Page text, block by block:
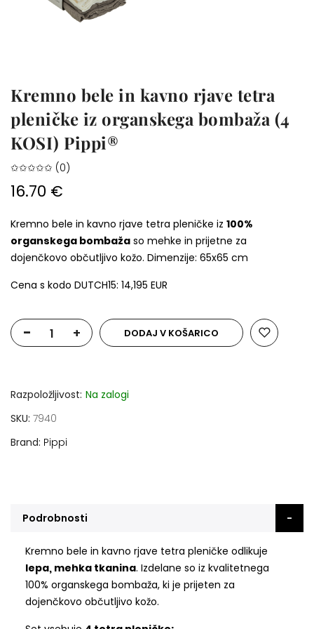
Kremno bele in kavno rjave tetra
pleničke iz organskega bombaža (4
KOSI) Pippi®
✩✩✩✩✩ (0)
16.70 €
Kremno bele in kavno rjave tetra pleničke iz 100%
organskega bombaža so mehke in prijetne za
dojenčkovo občutljivo kožo. Dimenzije: 65x65 cm
Cena s kodo DUTCH15: 14,195 EUR
- + DODAJ V KOŠARICO
Razpoložljivost: Na zalogi
SKU 7940
Brand Pippi
Podrobnosti
Kremno bele in kavno rjave tetra pleničke odlikuje
lepa, mehka tkanina. Izdelane so iz kvalitetnega
100% organskega bombaža, ki je prijeten za
dojenčkovo občutljivo kožo.